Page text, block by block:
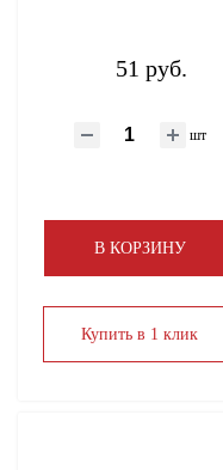
51 руб.
шт
В КОРЗИНУ
Купить в 1 клик